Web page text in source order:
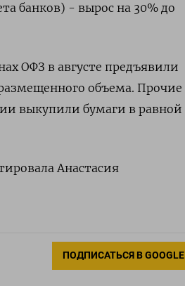
банков) - вырос на 30% до
ОФЗ в августе предъявили
объема. Прочие
выкупили бумаги в равной
Анастасия
ПОДПИСАТЬСЯ В GOOGLE